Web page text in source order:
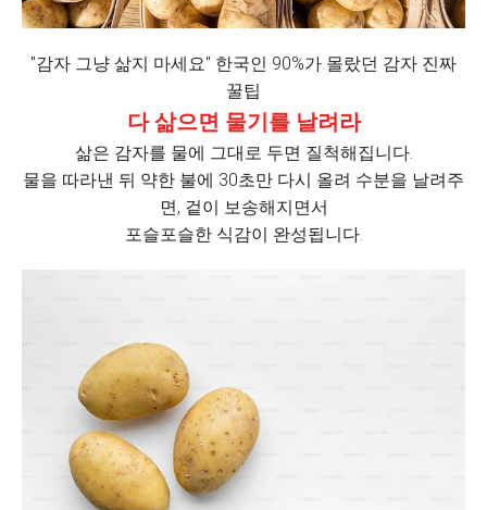
"감자 그냥 삶지 마세요" 한국인 90%가 몰랐던 감자 진짜
꿀팁
다 삶으면 물기를 날려라
삶은 감자를 물에 그대로 두면 질척해집니다.
물을 따라낸 뒤 약한 불에 30초만 다시 올려 수분을 날려주
면, 겉이 보송해지면서
포슬포슬한 식감이 완성됩니다.